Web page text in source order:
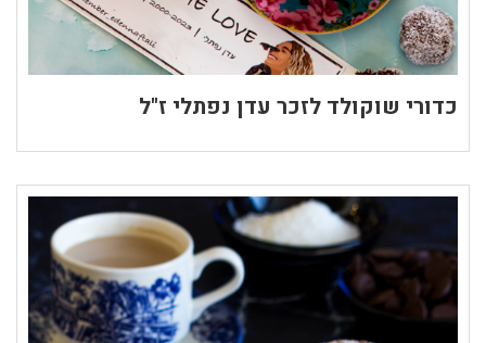
כדורי שוקולד לזכר עדן נפתלי ז"ל